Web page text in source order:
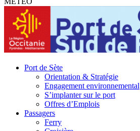
Port de Sète
Orientation & Stratégie
Engagement environnemental
S’implanter sur le port
Offres d’Emplois
Passagers
Ferry